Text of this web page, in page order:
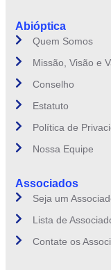
Abióptica
Quem Somos
Missão, Visão e
Conselho
Estatuto
Política de
Nossa Equipe
Associados
Seja um
Lista de
Contate os